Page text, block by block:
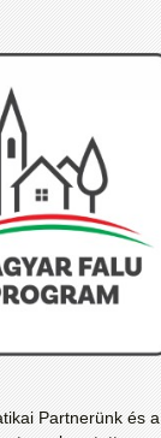
Partnerünk és a